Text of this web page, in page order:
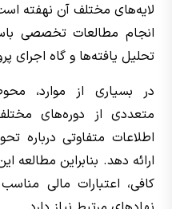
لایه‌های مختلف آن نهفته
انجام مطالعات تخصصی
تحلیل یافته‌ها و گاه اجرای
در بسیاری از موارد،
متعددی از دوره‌های
اطلاعات متفاوتی درباره
ارائه دهد. بنابراین
کافی، اعتبارات مالی